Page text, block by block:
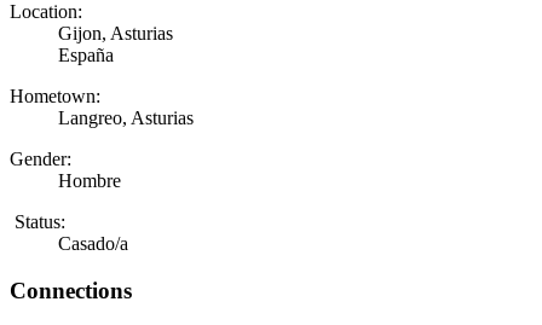
Location:
Gijon, Asturias
España
Hometown:
Langreo, Asturias
Gender:
Hombre
Status:
Casado/a
Connections